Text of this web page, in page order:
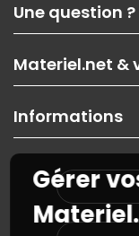
Nos services
Les magasins
Nos solutions pour
Contactez-nous
Une question ?
Paiement, livraison
Garanties,Pack Zen
SAV, demander un
Informations
Materiel.net &
On rachète votre
PC sur mesure :
Notre démarche
Materiel.net recrute
Notre programme
Partenariat &
Informations
Plan du site
Nos marques
Conditions
Marketplace
Informations
Gérer